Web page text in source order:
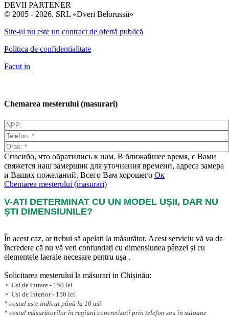
DEVII PARTENER
© 2005 - 2026. SRL «Dveri Belorussii»
Site-ul nu este un contract de ofertă publică
Politica de confidentialitate
Facut in
Chemarea mesterului (masurari)
Спасибо, что обратились к нам. В ближайшее время, с Вами
свяжется наш замерщик для уточнения времени, адреса замера
и Ваших пожеланий. Всего Вам хорошего Ок
Chemarea mesterului (masurari)
V-ATI DETERMINAT CU UN MODEL UȘII, DAR NU
ȘTI DIMENSIUNILE?
În acest caz, ar trebui să apelați la măsurător. Acest serviciu vă va da
încredere că nu vă veti confundați cu dimensiunea pânzei și cu
elementele laerale necesare pentru ușa .
Solicitarea mesterului la măsurari in Chișinău:
• Usi de intrare - 150 lei.
• Usi de interior - 150 lei.
* costul este indicat până la 10 usi
* costul măsurătorilor în regiuni concretizati prin telefon sau in saloane